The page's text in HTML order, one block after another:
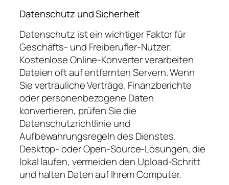
Datenschutz und Sicherheit
Datenschutz ist ein wichtiger Faktor für
Geschäfts- und Freiberufler-Nutzer.
Kostenlose Online-Konverter verarbeiten
Dateien oft auf entfernten Servern. Wenn
Sie vertrauliche Verträge, Finanzberichte
oder personenbezogene Daten
konvertieren, prüfen Sie die
Datenschutzrichtlinie und
Aufbewahrungsregeln des Dienstes.
Desktop- oder Open-Source-Lösungen, die
lokal laufen, vermeiden den Upload-Schritt
und halten Daten auf Ihrem Computer.